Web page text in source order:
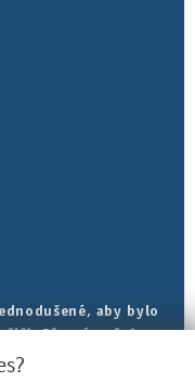
aby bylo
Přesná znění